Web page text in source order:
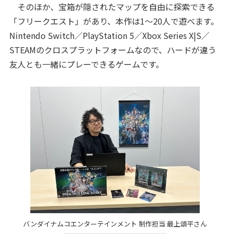
そのほか、宝箱が隠されたマップを自由に探索できる
「フリークエスト」があり、本作は1〜20人で遊べます。
Nintendo Switch／PlayStation 5／Xbox Series X|S／
STEAMのクロスプラットフォームなので、ハードが違う
友人とも一緒にプレーできるゲームです。
バンダイナムコエンターテインメント 制作担当 最上頌平さん